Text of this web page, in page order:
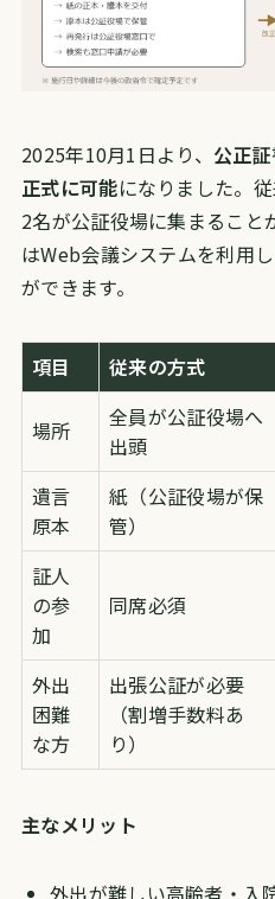
2025年10月1日より、 公正
正式に可能になりました。
2名が公証役場に集まること
はWeb会議システムを利用
ができます。
項目 従来の方式
場所
全員が公証役場へ
出頭
遺言
原本
紙（公証役場が保
管）
証人
の参
加
同席必須
外出
困難
な方
出張公証が必要
（割増手数料あ
り）
主なメリット
外出が難しい高齢者・入